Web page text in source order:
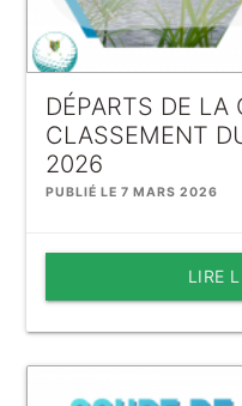
DÉPARTS DE LA
CLASSEMENT
2026
PUBLIÉ LE 7 MARS 2026
LIRE